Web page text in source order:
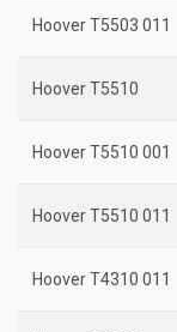
Hoover T5503 011
Hoover T5510
Hoover T5510 001
Hoover T5510 011
Hoover T4310 011